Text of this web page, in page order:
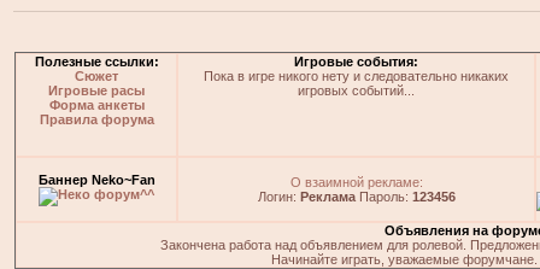
Полезные ссылки:
Сюжет
Игровые расы
Форма анкеты
Правила форума
Игровые события:
Пока в игре никого нету и следовательно никаких
игровых событий...
Баннер Neko~Fan
О взаимной рекламе:
Логин: РекламаПароль: 123456
Объявления на
Закончена работа над объявлением для ролевой.
Начинайте играть, уважаемые